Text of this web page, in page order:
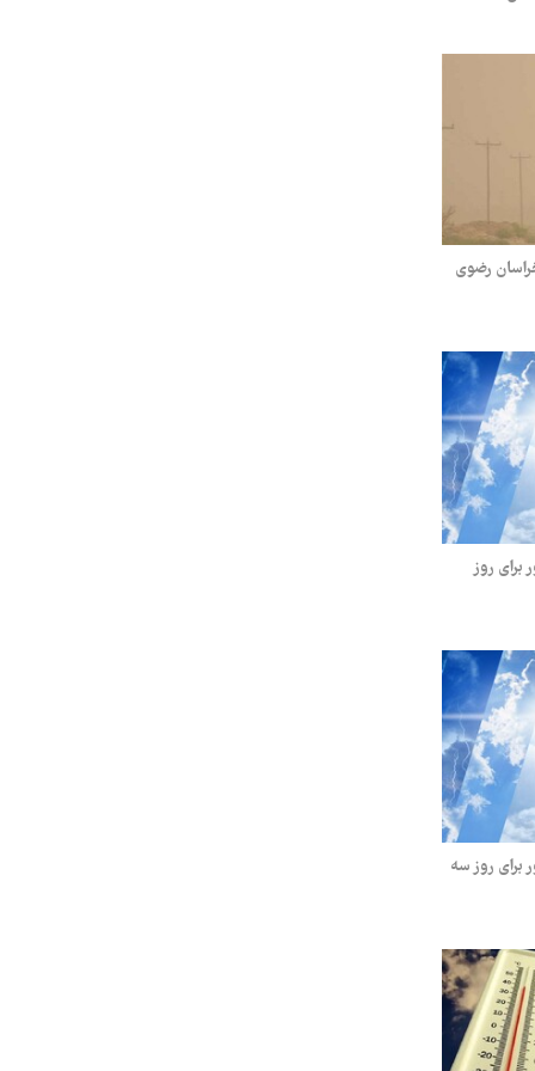
رضوی
روز
روز سه